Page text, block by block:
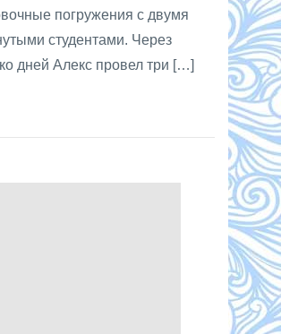
погружения с двумя
студентами. Через
дней Алекс провел три […]